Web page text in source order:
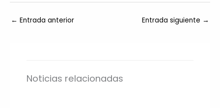
← Entrada anterior Entrada siguiente →
Noticias relacionadas